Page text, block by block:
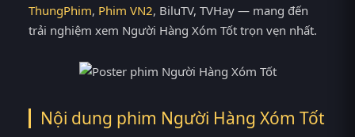
ThungPhim, Phim VN2, BiluTV, TVHay — mang đến
trải nghiệm xem Người Hàng Xóm Tốt trọn vẹn nhất.
Nội dung phim Người Hàng Xóm Tốt